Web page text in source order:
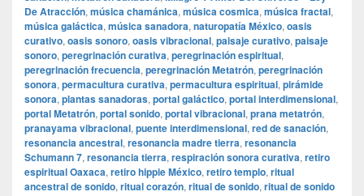
De Atracción, música chamánica, música cosmica, música fractal,
música galáctica, música sanadora, naturopatía México, oasis
curativo, oasis sonoro, oasis vibracional, paisaje curativo, paisaje
sonoro, peregrinación curativa, peregrinación espiritual,
peregrinación frecuencia, peregrinación Metatrón, peregrinación
sonora, permacultura curativa, permacultura espiritual, pirámide
sonora, plantas sanadoras, portal galáctico, portal interdimensional,
portal Metatrón, portal sonido, portal vibracional, prana metatrón,
pranayama vibracional, puente interdimensional, red de sanación,
resonancia ancestral, resonancia madre tierra, resonancia
Schumann 7, resonancia tierra, respiración sonora curativa, retiro
espiritual Oaxaca, retiro hippie México, retiro templo, ritual
ancestral de sonido, ritual corazón, ritual de sonido, ritual de sonido